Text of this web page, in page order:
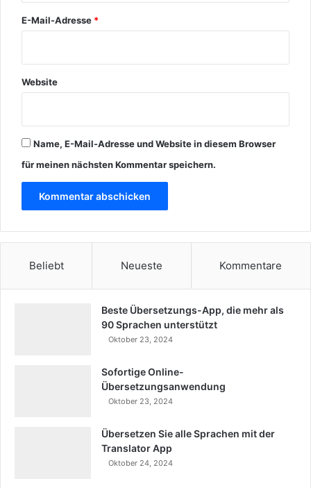
E-Mail-Adresse *
Website
Name, E-Mail-Adresse und Website in diesem Browser
für meinen nächsten Kommentar speichern.
Beliebt Neueste Kommentare
Beste Übersetzungs-App, die mehr als
90 Sprachen unterstützt
Oktober 23, 2024
Sofortige Online-
Übersetzungsanwendung
Oktober 23, 2024
Übersetzen Sie alle Sprachen mit der
Translator App
Oktober 24, 2024